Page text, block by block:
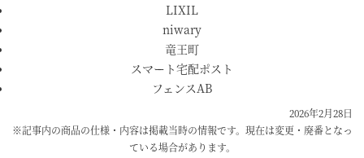
LIXIL
niwary
竜王町
スマート宅配ポスト
フェンスAB
2026年2月28日
※記事内の商品の仕様・内容は掲載当時の情報です。現在は変更・廃番となっ
ている場合があります。